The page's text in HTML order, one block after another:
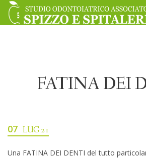
FATINA DEI
07 LUG 21
Una FATINA DEI DENTI del tutto